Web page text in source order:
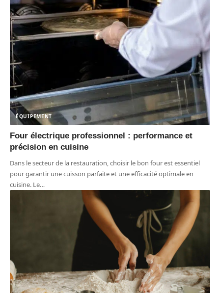
ÉQUIPEMENT
Four électrique professionnel : performance et
précision en cuisine
Dans le secteur de la restauration, choisir le bon four est essentiel
pour garantir une cuisson parfaite et une efficacité optimale en
cuisine. Le…